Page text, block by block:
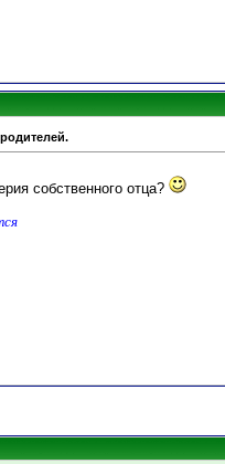
собственного отца?